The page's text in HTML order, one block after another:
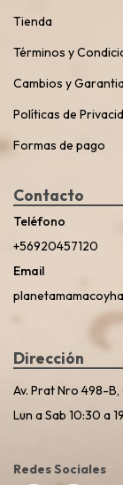
Tienda
Términos y
Cambios y
Políticas de
Formas de pago
Contacto
Teléfono
+56920457120
Email
Dirección
Av. Prat Nro 498-
Lun a Sab 10:30 a
Redes Sociales